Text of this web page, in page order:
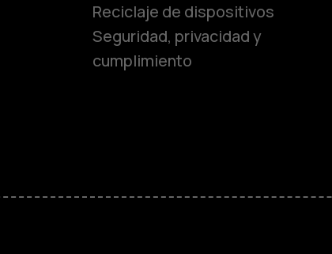
Teléfonos para
Reciclaje de dispositivos
Seguridad, privacidad y
cumplimiento